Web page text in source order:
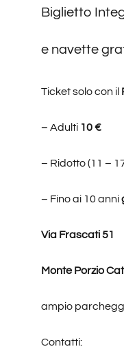
Biglietto
e navette
Ticket solo con il
– Adulti 10 €
– Ridotto (11 –
– Fino ai 10 anni
Via Frascati 51
Monte Porzio
ampio
Contatti: